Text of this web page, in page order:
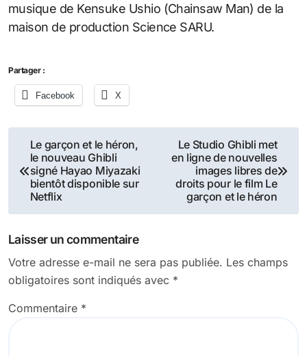
musique de Kensuke Ushio (Chainsaw Man) de la
maison de production Science SARU.
Partager :
Facebook X
Navigation
de
l’article
Le garçon et le héron,
le nouveau Ghibli
signé Hayao Miyazaki
bientôt disponible sur
Netflix
Le Studio Ghibli met
en ligne de nouvelles
images libres de
droits pour le film Le
garçon et le héron
Laisser un commentaire
Votre adresse e-mail ne sera pas publiée. Les champs
obligatoires sont indiqués avec *
Commentaire *